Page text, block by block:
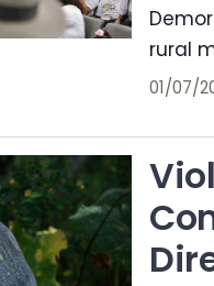
rural
01/07/